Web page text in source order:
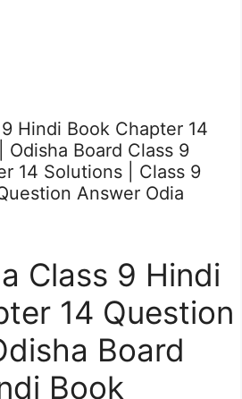
Hindi Book Chapter 14
Board Class 9
14 Solutions | Class 9
Answer Odia
Class 9 Hindi
14 Question
Board
Book